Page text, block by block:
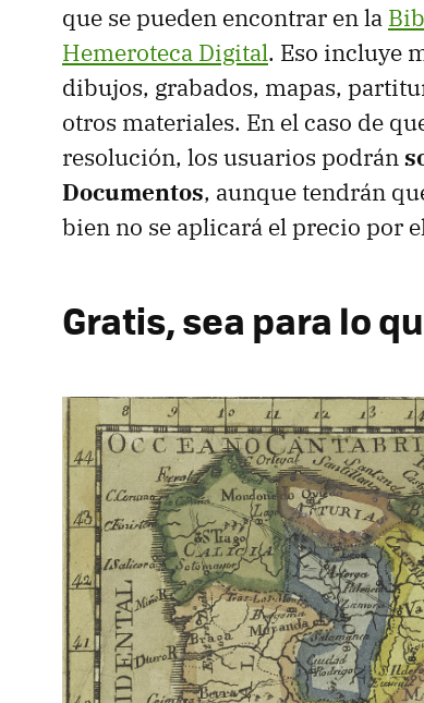
que se pueden encontrar en la
Hemeroteca Digital. Eso incluye
dibujos, grabados, mapas,
otros materiales. En el caso de
resolución, los usuarios podrán
Documentos, aunque tendrán
bien no se aplicará el precio por
Gratis, sea para lo